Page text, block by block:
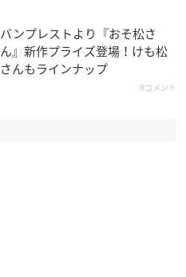
バンプレストより『おそ松さ
ん』新作プライズ登場！けも松
さんもラインナップ
9コメント